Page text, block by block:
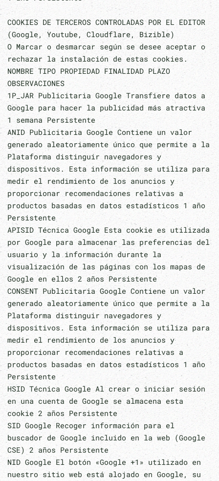
COOKIES DE TERCEROS CONTROLADAS POR EL EDITOR
(Google, Youtube, Cloudflare, Bizible)
O Marcar o desmarcar según se desee aceptar o
rechazar la instalación de estas cookies.
NOMBRE TIPO PROPIEDAD FINALIDAD PLAZO
OBSERVACIONES
1P_JAR Publicitaria Google Transfiere datos a
Google para hacer la publicidad más atractiva
1 semana Persistente
ANID Publicitaria Google Contiene un valor
generado aleatoriamente único que permite a la
Plataforma distinguir navegadores y
dispositivos. Esta información se utiliza para
medir el rendimiento de los anuncios y
proporcionar recomendaciones relativas a
productos basadas en datos estadísticos 1 año
Persistente
APISID Técnica Google Esta cookie es utilizada
por Google para almacenar las preferencias del
usuario y la información durante la
visualización de las páginas con los mapas de
Google en ellos 2 años Persistente
CONSENT Publicitaria Google Contiene un valor
generado aleatoriamente único que permite a la
Plataforma distinguir navegadores y
dispositivos. Esta información se utiliza para
medir el rendimiento de los anuncios y
proporcionar recomendaciones relativas a
productos basadas en datos estadísticos 1 año
Persistente
HSID Técnica Google Al crear o iniciar sesión
en una cuenta de Google se almacena esta
cookie 2 años Persistente
SID Google Recoger información para el
buscador de Google incluido en la web (Google
CSE) 2 años Persistente
NID Google El botón «Google +1» utilizado en
nuestro sitio web está alojado en Google, su